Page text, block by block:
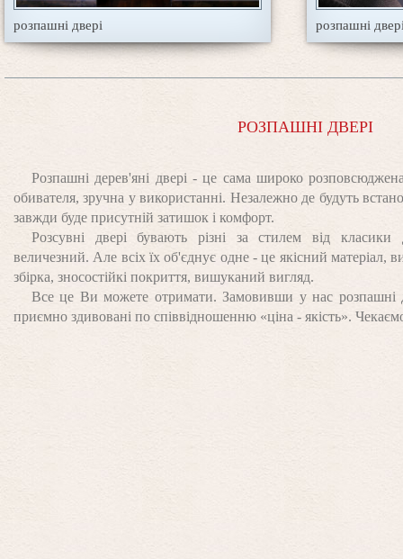
розпашні двері розпашні
РОЗПАШНІ ДВЕРІ
Розпашні дерев'яні двері - це сама широко
обивателя, зручна у використанні. Незалежно де будуть
завжди буде присутній затишок і комфорт.
Розсувні двері бувають різні за стилем від
величезний. Але всіх їх об'єднує одне - це якісний матеріал,
збірка, зносостійкі покриття, вишуканий вигляд.
Все це Ви можете отримати. Замовивши у нас розпашні
приємно здивовані по співвідношенню «ціна - якість».